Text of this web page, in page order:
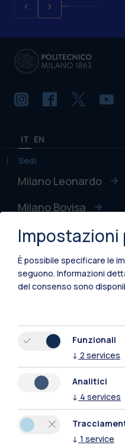
IT EN
Sedi
Milano Leonardo
Milano Bovisa
Cremona
Lecco
Mantova
Xi'an
Naviga il sito
Contattaci
Impostazioni
È possibile specificare le
seguono. Informazioni
del consenso sono
Funzionali
↓ 2 services
Analitici
↓ 4 services
↓ 1 service